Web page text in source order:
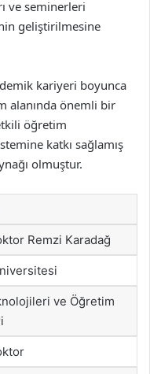
ve seminerleri
geliştirilmesine
kariyeri boyunca
alanında önemli bir
öğretim
katkı sağlamış
olmuştur.
Remzi Karadağ
ve Öğretim